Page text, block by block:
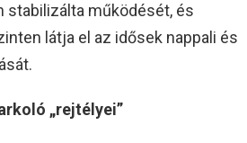
stabilizálta működését, és
látja el az idősek nappali és
„rejtélyei”